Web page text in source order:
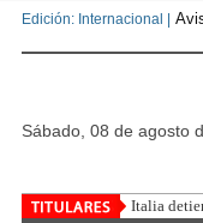
Edición: Internacional |
sábado, 08 de agosto
Una asoci